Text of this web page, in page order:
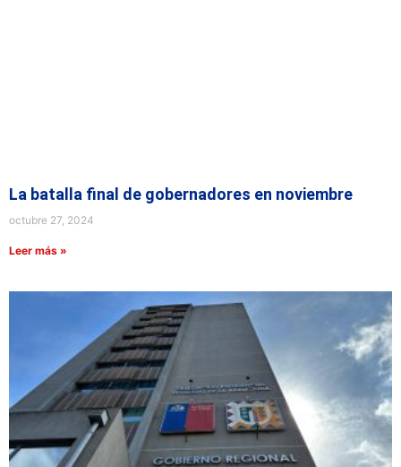
La batalla final de gobernadores en noviembre
octubre 27, 2024
Leer más »